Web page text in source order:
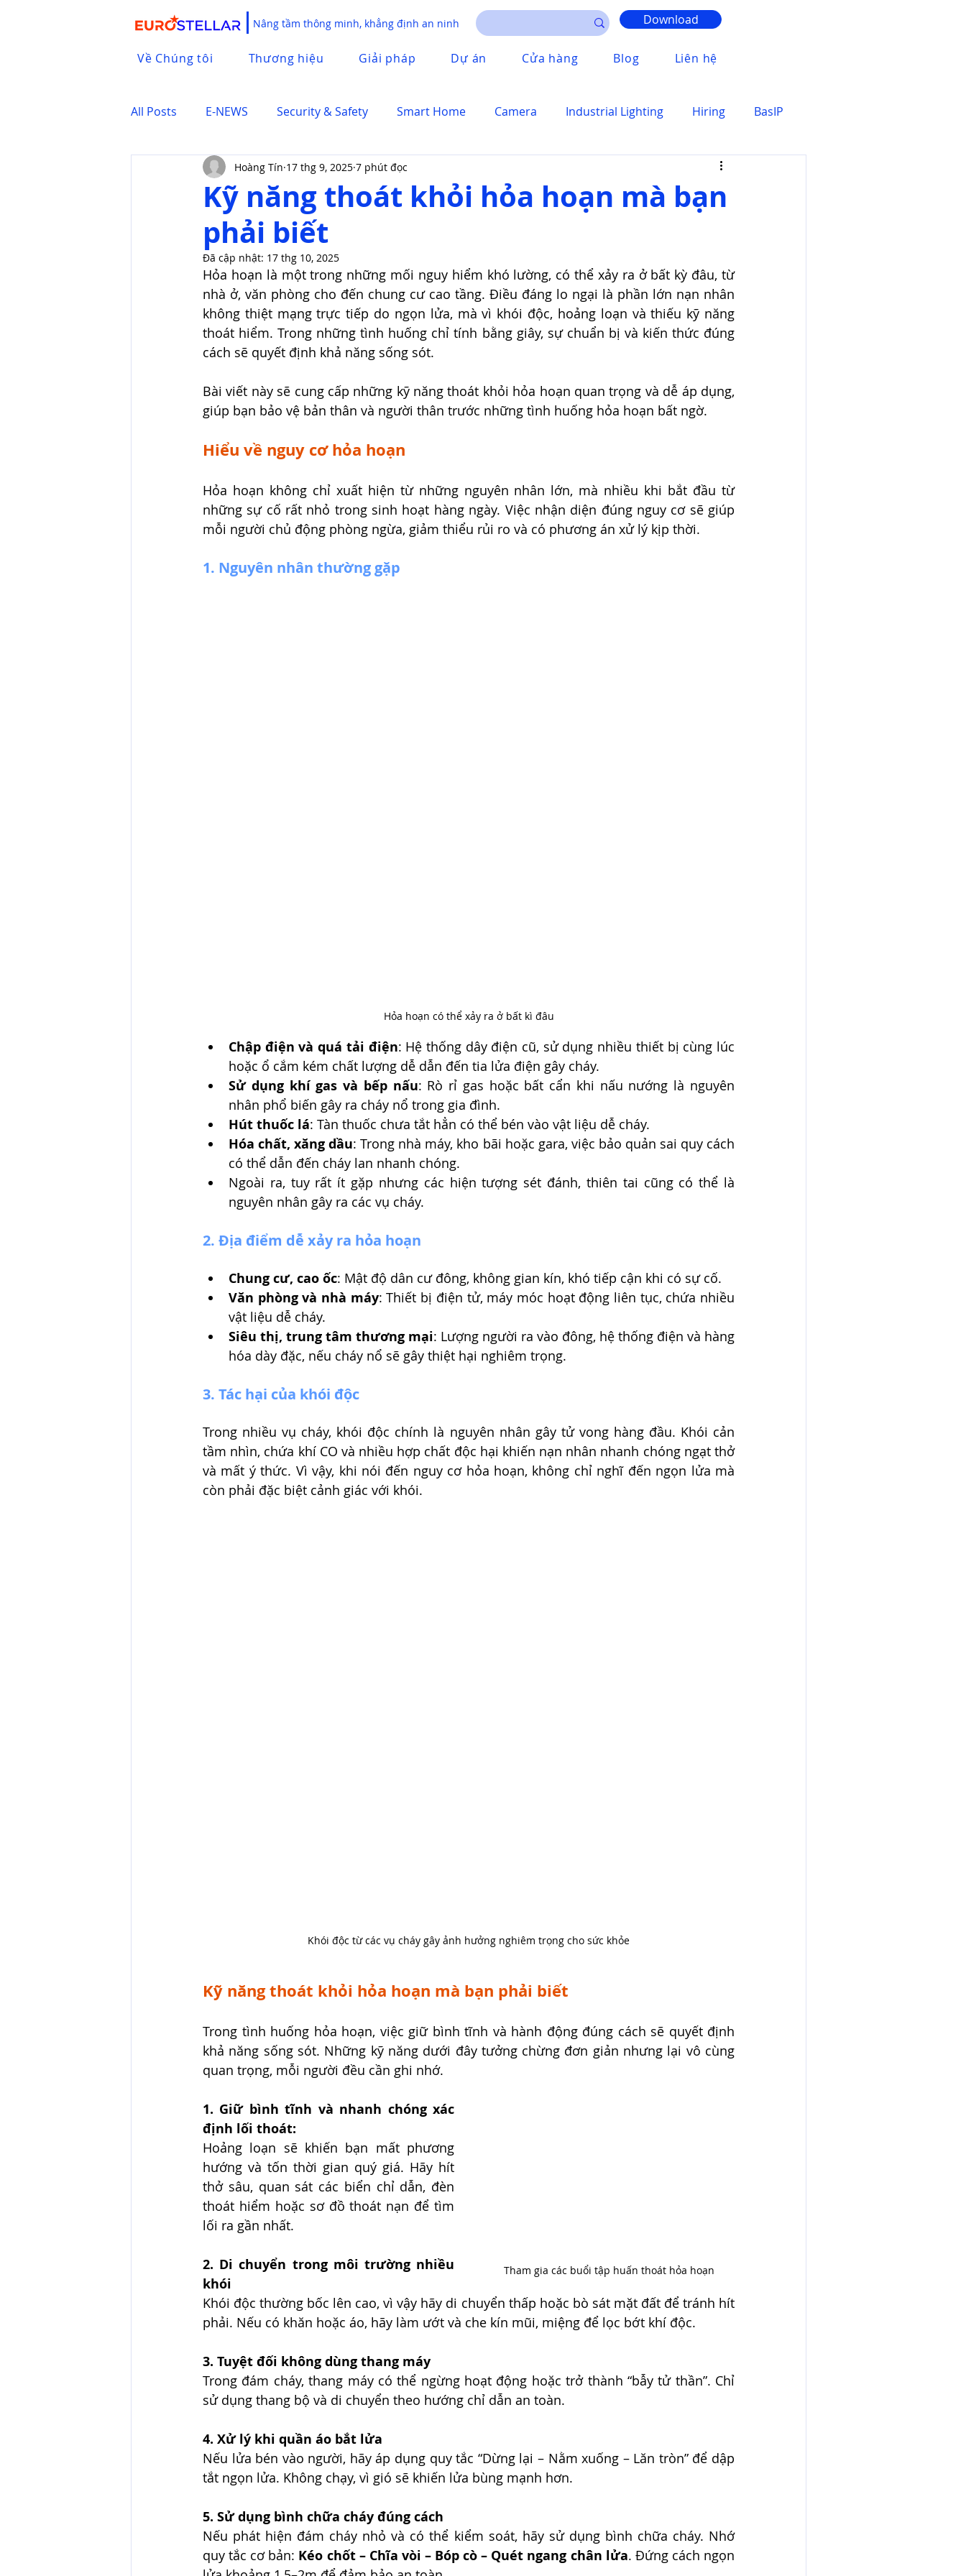
Nâng tầm thông minh, khẳng định an ninh Download
Về Chúng tôi Thương hiệu Giải pháp Dự án Cửa hàng Blog Liên hệ
All Posts E-NEWS Security & Safety Smart Home Camera Industrial Lighting Hiring BasIP
Kỹ năng thoát khỏi hỏa hoạn mà bạn
phải biết
Hoàng Tín 17 thg 9, 2025 7 phút đọc
Đã cập nhật: 17 thg 10, 2025
Hỏa hoạn là một trong những mối nguy hiểm khó lường, có thể xảy ra ở bất kỳ đâu, từ
nhà ở, văn phòng cho đến chung cư cao tầng. Điều đáng lo ngại là phần lớn nạn nhân
không thiệt mạng trực tiếp do ngọn lửa, mà vì khói độc, hoảng loạn và thiếu kỹ năng
thoát hiểm. Trong những tình huống chỉ tính bằng giây, sự chuẩn bị và kiến thức đúng
cách sẽ quyết định khả năng sống sót.
Bài viết này sẽ cung cấp những kỹ năng thoát khỏi hỏa hoạn quan trọng và dễ áp dụng,
giúp bạn bảo vệ bản thân và người thân trước những tình huống hỏa hoạn bất ngờ.
Hiểu về nguy cơ hỏa hoạn
Hỏa hoạn không chỉ xuất hiện từ những nguyên nhân lớn, mà nhiều khi bắt đầu từ
những sự cố rất nhỏ trong sinh hoạt hàng ngày. Việc nhận diện đúng nguy cơ sẽ giúp
mỗi người chủ động phòng ngừa, giảm thiểu rủi ro và có phương án xử lý kịp thời.
1. Nguyên nhân thường gặp
Hỏa hoạn có thể xảy ra ở bất kì đâu
Chập điện và quá tải điện: Hệ thống dây điện cũ, sử dụng nhiều thiết bị cùng lúc
hoặc ổ cắm kém chất lượng dễ dẫn đến tia lửa điện gây cháy.
Sử dụng khí gas và bếp nấu: Rò rỉ gas hoặc bất cẩn khi nấu nướng là nguyên
nhân phổ biến gây ra cháy nổ trong gia đình.
Hút thuốc lá: Tàn thuốc chưa tắt hẳn có thể bén vào vật liệu dễ cháy.
Hóa chất, xăng dầu: Trong nhà máy, kho bãi hoặc gara, việc bảo quản sai quy cách
có thể dẫn đến cháy lan nhanh chóng.
Ngoài ra, tuy rất ít gặp nhưng các hiện tượng sét đánh, thiên tai cũng có thể là
nguyên nhân gây ra các vụ cháy.
2. Địa điểm dễ xảy ra hỏa hoạn
Chung cư, cao ốc: Mật độ dân cư đông, không gian kín, khó tiếp cận khi có sự cố.
Văn phòng và nhà máy: Thiết bị điện tử, máy móc hoạt động liên tục, chứa nhiều
vật liệu dễ cháy.
Siêu thị, trung tâm thương mại: Lượng người ra vào đông, hệ thống điện và hàng
hóa dày đặc, nếu cháy nổ sẽ gây thiệt hại nghiêm trọng.
3. Tác hại của khói độc
Trong nhiều vụ cháy, khói độc chính là nguyên nhân gây tử vong hàng đầu. Khói cản
tầm nhìn, chứa khí CO và nhiều hợp chất độc hại khiến nạn nhân nhanh chóng ngạt thở
và mất ý thức. Vì vậy, khi nói đến nguy cơ hỏa hoạn, không chỉ nghĩ đến ngọn lửa mà
còn phải đặc biệt cảnh giác với khói.
Khói độc từ các vụ cháy gây ảnh hưởng nghiêm trọng cho sức khỏe
Kỹ năng thoát khỏi hỏa hoạn mà bạn phải biết
Trong tình huống hỏa hoạn, việc giữ bình tĩnh và hành động đúng cách sẽ quyết định
khả năng sống sót. Những kỹ năng dưới đây tưởng chừng đơn giản nhưng lại vô cùng
quan trọng, mỗi người đều cần ghi nhớ.
Tham gia các buổi tập huấn thoát hỏa hoạn
1. Giữ bình tĩnh và nhanh chóng xác
định lối thoát:
Hoảng loạn sẽ khiến bạn mất phương
hướng và tốn thời gian quý giá. Hãy hít
thở sâu, quan sát các biển chỉ dẫn, đèn
thoát hiểm hoặc sơ đồ thoát nạn để tìm
lối ra gần nhất.
2. Di chuyển trong môi trường nhiều
khói
Khói độc thường bốc lên cao, vì vậy hãy di chuyển thấp hoặc bò sát mặt đất để tránh hít
phải. Nếu có khăn hoặc áo, hãy làm ướt và che kín mũi, miệng để lọc bớt khí độc.
3. Tuyệt đối không dùng thang máy
Trong đám cháy, thang máy có thể ngừng hoạt động hoặc trở thành “bẫy tử thần”. Chỉ
sử dụng thang bộ và di chuyển theo hướng chỉ dẫn an toàn.
4. Xử lý khi quần áo bắt lửa
Nếu lửa bén vào người, hãy áp dụng quy tắc “Dừng lại – Nằm xuống – Lăn tròn” để dập
tắt ngọn lửa. Không chạy, vì gió sẽ khiến lửa bùng mạnh hơn.
5. Sử dụng bình chữa cháy đúng cách
Nếu phát hiện đám cháy nhỏ và có thể kiểm soát, hãy sử dụng bình chữa cháy. Nhớ
quy tắc cơ bản: Kéo chốt – Chĩa vòi – Bóp cò – Quét ngang chân lửa. Đứng cách ngọn